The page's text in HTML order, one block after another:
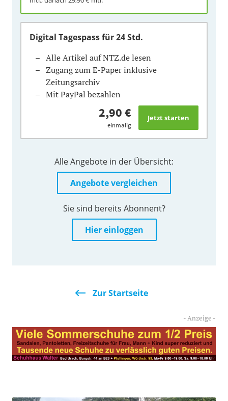
Digital Tagespassfür 24 Std.
Alle Artikel auf NTZ.de lesen
Zugang zum E-Paper inklusive
Zeitungsarchiv
Mit PayPal bezahlen
2,90 €
einmalig
Alle Angebote in der Übersicht:
Angebote vergleichen
Sie sind bereits Abonnent?
Hier einloggen
Zur Startseite